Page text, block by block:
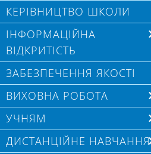
КЕРІВНИЦТВО ШКОЛИ
ІНФОРМАЦІЙНА
ВІДКРИТІСТЬ
ЗАБЕЗПЕЧЕННЯ ЯКОСТІ
ВИХОВНА РОБОТА
УЧНЯМ
ДИСТАНЦІЙНЕ НАВЧАННЯ